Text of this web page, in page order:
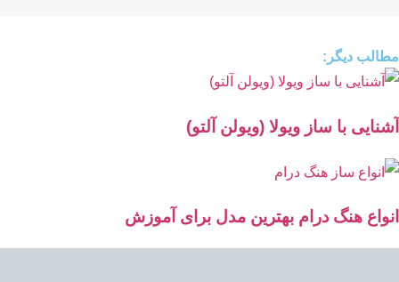
مطالب دیگر:
آشنایی با ساز ویولا (ویولن آلتو)
انواع هنگ درام بهترین مدل برای آموزش